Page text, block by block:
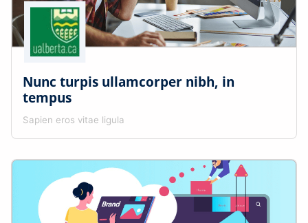
Nunc turpis ullamcorper nibh, in
tempus
Sapien eros vitae ligula